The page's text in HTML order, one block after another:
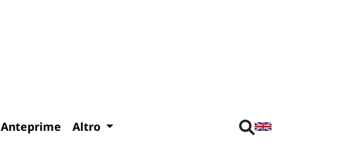
Anteprime Altro